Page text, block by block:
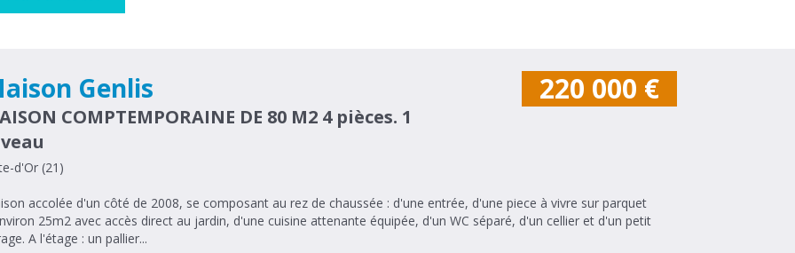
Genlis
COMPTEMPORAINE DE 80 M2 4 pièces. 1
d'Or (21)
accolée d'un côté de 2008, se composant au rez de chaussée : d'une entrée, d'une piece à vivre sur parquet
25m2 avec accès direct au jardin, d'une cuisine attenante équipée, d'un WC séparé, d'un cellier et d'un petit
garage. A l'étage : un pallier...
220 000 €